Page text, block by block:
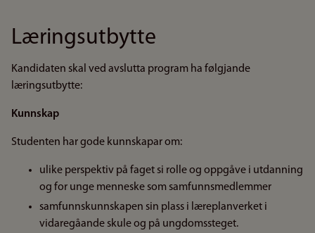
Læringsutbytte
Kandidaten skal ved avslutta program ha følgjande
læringsutbytte:
Kunnskap
Studenten har gode kunnskapar om:
ulike perspektiv på faget si rolle og oppgåve i utdanning
og for unge menneske som samfunnsmedlemmer
samfunnskunnskapen sin plass i læreplanverket i
vidaregåande skule og på ungdomssteget.